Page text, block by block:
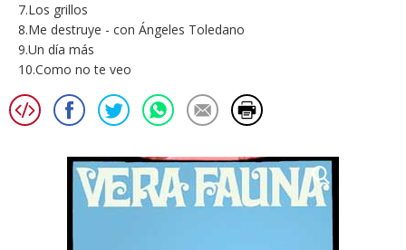
7.Los grillos
8.Me destruye - con Ángeles Toledano
9.Un día más
10.Como no te veo